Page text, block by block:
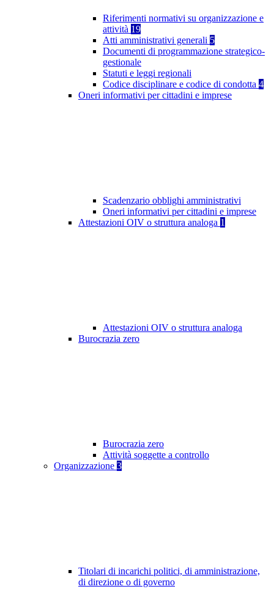
Riferimenti normativi su organizzazione e
attività 19
Atti amministrativi generali 5
Documenti di programmazione strategico-
gestionale
Statuti e leggi regionali
Codice disciplinare e codice di condotta 4
Oneri informativi per cittadini e imprese
Scadenzario obblighi amministrativi
Oneri informativi per cittadini e imprese
Attestazioni OIV o struttura analoga 1
Attestazioni OIV o struttura analoga
Burocrazia zero
Burocrazia zero
Attività soggette a controllo
Organizzazione 3
Titolari di incarichi politici, di amministrazione,
di direzione o di governo